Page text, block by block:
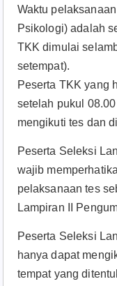
Waktu
Psikologi) adalah
TKK dimulai
setempat).
Peserta TKK yang
setelah pukul
mengikuti tes dan
Peserta Seleksi
wajib
pelaksanaan tes
Lampiran II
Peserta Seleksi
hanya dapat
tempat yang